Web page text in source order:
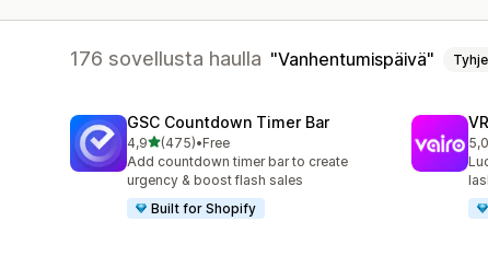
176 sovellusta haulla Vanhentumispäivä
GSC Countdown Timer Bar
4,9/ 5 tähteä
(475)
475 arvostelua yhteensä
•Free
Add countdown timer bar to create
urgency & boost flash sales
Built for Shopify
5,0
80